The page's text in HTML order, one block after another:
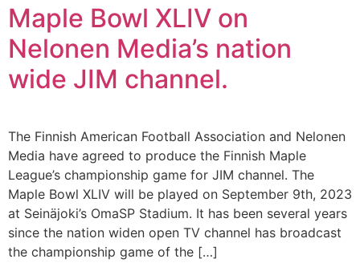
Maple Bowl XLIV on
Nelonen Media’s nation
wide JIM channel.
The Finnish American Football Association and Nelonen
Media have agreed to produce the Finnish Maple
League’s championship game for JIM channel. The
Maple Bowl XLIV will be played on September 9th, 2023
at Seinäjoki’s OmaSP Stadium. It has been several years
since the nation widen open TV channel has broadcast
the championship game of the […]